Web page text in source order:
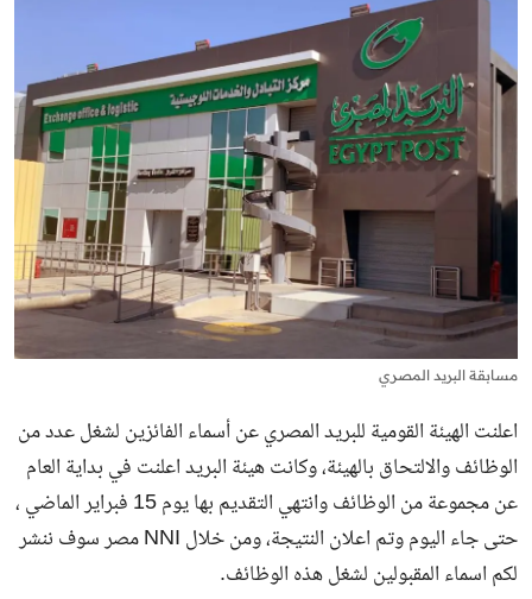
مسابقة البريد المصري
اعلنت الهيئة القومية للبريد المصري عن أسماء الفائزين لشغل عدد من
الوظائف والالتحاق بالهيئة، وكانت هيئة البريد اعلنت في بداية العام
عن مجموعة من الوظائف وانتهي التقديم بها يوم 15 فبراير الماضي ،
حتى جاء اليوم وتم اعلان النتيجة، ومن خلال NNI مصر سوف ننشر
لكم اسماء المقبولين لشغل هذه الوظائف.